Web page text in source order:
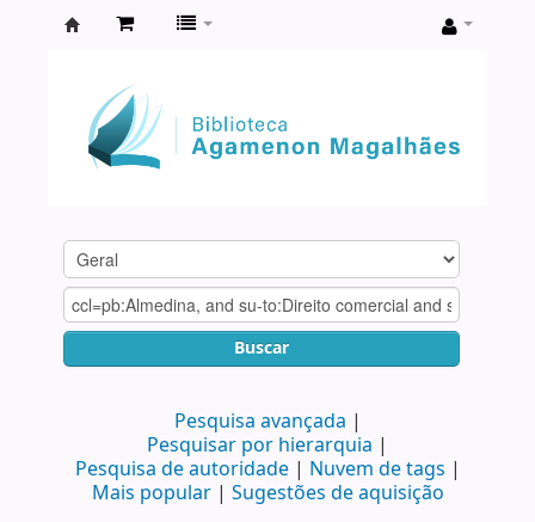
Agamenon
Magalhães
Buscar
Pesquisa avançada
Pesquisar por hierarquia
Pesquisa de autoridade
Nuvem de tags
Mais popular
Sugestões de aquisição